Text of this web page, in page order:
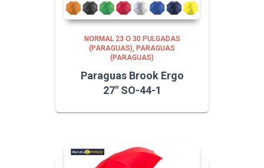
NORMAL 23 O 30 PULGADAS
(PARAGUAS)
PARAGUAS
(PARAGUAS)
Paraguas Brook Ergo
27″ SO-44-1